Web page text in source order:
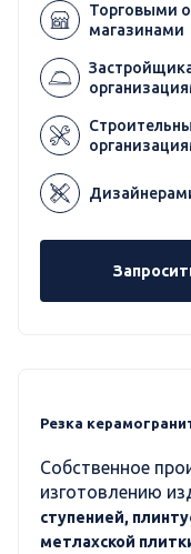
Торговыми
магазинами
Резка
Собственное
изготовлению
ступенией,
метлахской